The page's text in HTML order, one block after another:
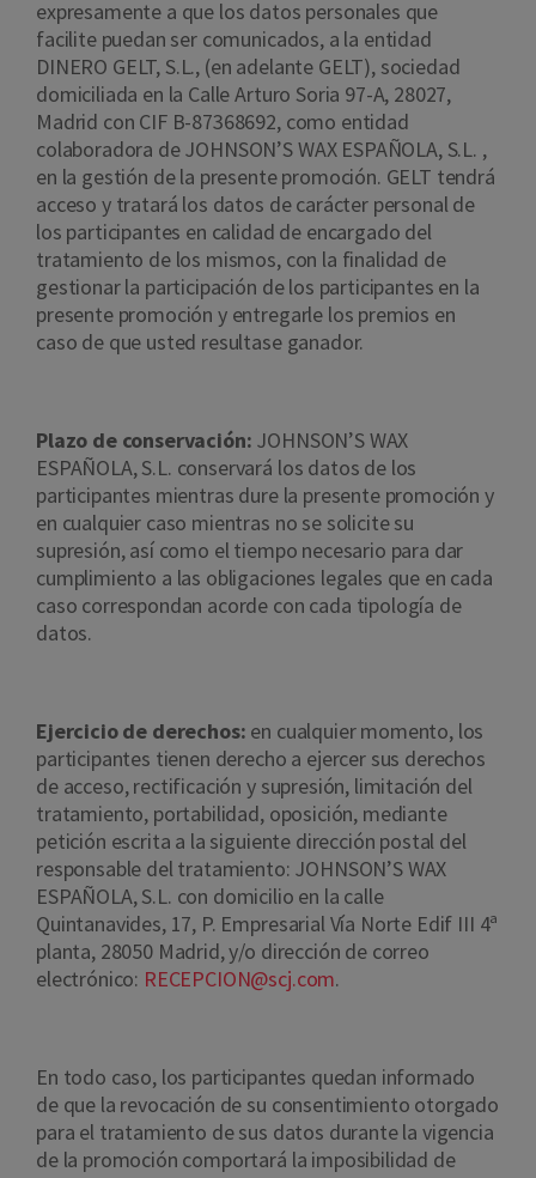
expresamente a que los datos personales que
facilite puedan ser comunicados, a la entidad
DINERO GELT, S.L., (en adelante GELT), sociedad
domiciliada en la Calle Arturo Soria 97-A, 28027,
Madrid con CIF B-87368692, como entidad
colaboradora de JOHNSON’S WAX ESPAÑOLA, S.L. ,
en la gestión de la presente promoción. GELT tendrá
acceso y tratará los datos de carácter personal de
los participantes en calidad de encargado del
tratamiento de los mismos, con la finalidad de
gestionar la participación de los participantes en la
presente promoción y entregarle los premios en
caso de que usted resultase ganador.
Plazo de conservación: JOHNSON’S WAX
ESPAÑOLA, S.L. conservará los datos de los
participantes mientras dure la presente promoción y
en cualquier caso mientras no se solicite su
supresión, así como el tiempo necesario para dar
cumplimiento a las obligaciones legales que en cada
caso correspondan acorde con cada tipología de
datos.
Ejercicio de derechos: en cualquier momento, los
participantes tienen derecho a ejercer sus derechos
de acceso, rectificación y supresión, limitación del
tratamiento, portabilidad, oposición, mediante
petición escrita a la siguiente dirección postal del
responsable del tratamiento: JOHNSON’S WAX
ESPAÑOLA, S.L. con domicilio en la calle
Quintanavides, 17, P. Empresarial Vía Norte Edif III 4ª
planta, 28050 Madrid, y/o dirección de correo
electrónico: RECEPCION@scj.com.
En todo caso, los participantes quedan informado
de que la revocación de su consentimiento otorgado
para el tratamiento de sus datos durante la vigencia
de la promoción comportará la imposibilidad de